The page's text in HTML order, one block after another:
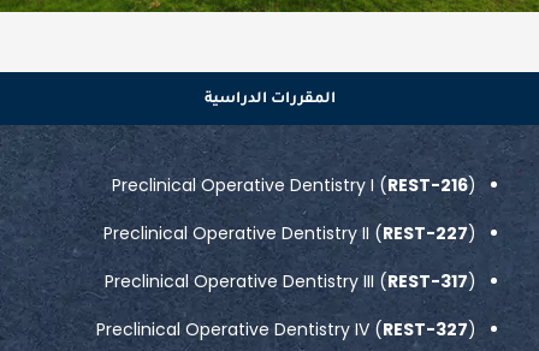
المقررات الدراسية
Preclinical Operative Dentistry I (REST-216)
Preclinical Operative Dentistry II (REST-227)
Preclinical Operative Dentistry III (REST-317)
Preclinical Operative Dentistry IV (REST-327)